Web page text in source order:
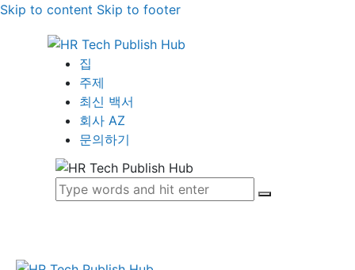
Skip to content Skip to footer
집
주제
최신 백서
회사 AZ
문의하기